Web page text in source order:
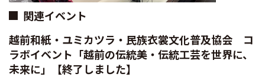
関連イベント
越前和紙・ユミカツラ・民族衣裳文化普及協会 コ
ラボイベント「越前の伝統美・伝統工芸を世界に、
未来に」【終了しました】